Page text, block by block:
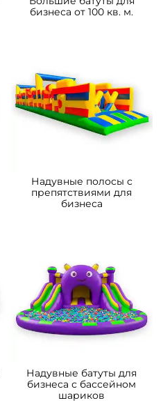
бизнеса от 100 кв. м.
Надувные полосы с
препятствиями для
бизнеса
Надувные батуты для
бизнеса с бассейном
шариков